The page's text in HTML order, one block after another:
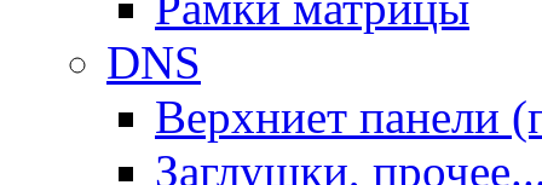
DNS
Верхниет панели
Заглушки,